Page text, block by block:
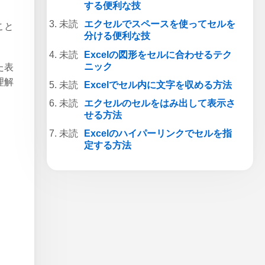
と
表
解
する便利な技
エクセルでスペースを使ってセルを
分ける便利な技
Excelの図形をセルに合わせるテク
ニック
Excelでセル内に文字を収める方法
エクセルのセルをはみ出して表示さ
せる方法
Excelのハイパーリンクでセルを指
定する方法